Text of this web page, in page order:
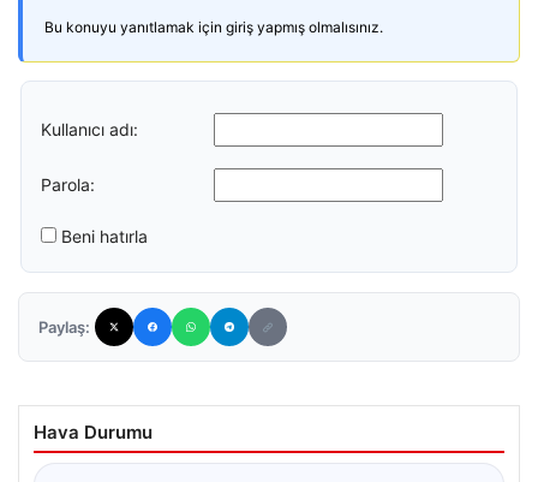
Bu konuyu yanıtlamak için giriş yapmış olmalısınız.
Kullanıcı adı:
Parola:
Beni hatırla
Paylaş:
Hava Durumu